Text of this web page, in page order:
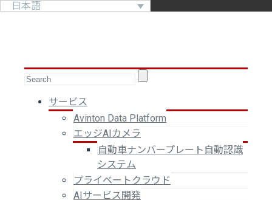
日本語
サービス
Avinton Data Platform
エッジAIカメラ
自動車ナンバープレート自動認識
システム
プライベートクラウド
AIサービス開発